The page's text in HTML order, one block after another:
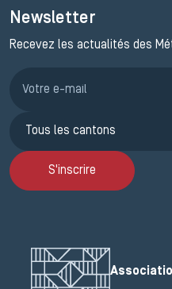
Newsletter
Recevez les actualités des
S'inscrire